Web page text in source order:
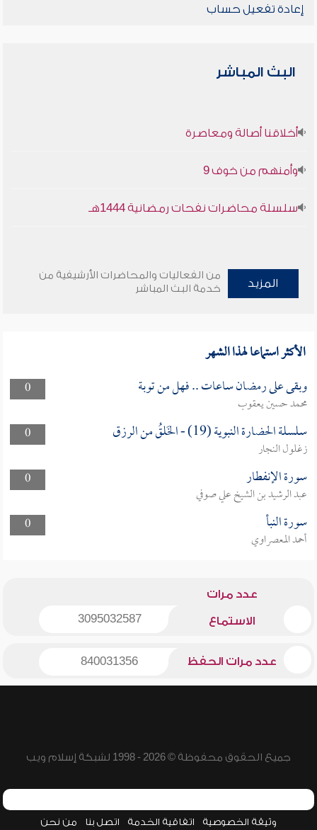
إعادة تفعيل حساب
البث المباشر
أخلاقنا أصالة ومعاصرة
وأمنهم من خوف 9
سلسلة محاضرات نفحات رمضانية 1444هـ
المزيد
من الفعاليات والمحاضرات الأرشيفية من
خدمة البث المباشر
الأكثر استماعا لهذا الشهر
0 وبقى على رمضان ساعات .. فهل من توبة
محمد حسين يعقوب
0
سلسلة الحضارة النبوية (19) - الخَلقُ من الرزق
زغلول النجار
0
سورة الإنفطار
عبد الرشيد بن الشيخ علي صوفي
0
سورة النبأ
أحمد المعصراوي
عدد مرات
الاستماع 3095032587
عدد مرات الحفظ 840031356
جميع الحقوق محفوظة © 2026 - 1998 لشبكة إسلام ويب
وثيقة الخصوصية اتفاقية الخدمة اتصل بنا من نحن